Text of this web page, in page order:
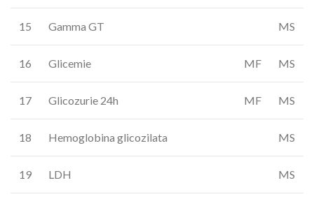
15 Gamma GT MS
16 Glicemie MF MS
17 Glicozurie 24h MF MS
18 Hemoglobina glicozilata MS
19 LDH MS